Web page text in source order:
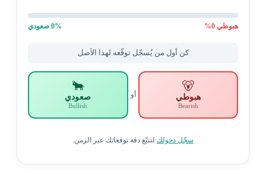
هبوطي0
%
0% صعودي
كن أول من يُسجّل توقّعه لهذا الأصل
🐻
هبوطي
Bearish
أو
🐂
صعودي
Bullish
سجّل دخولكلتتبّع دقة توقعاتك عبر الزمن.